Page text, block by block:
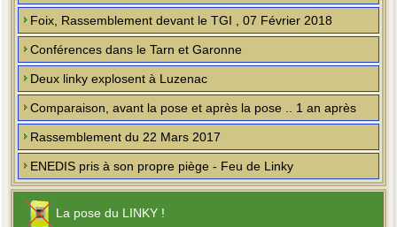
Foix, Rassemblement devant le TGI , 07 Février 2018
Conférences dans le Tarn et Garonne
Deux linky explosent à Luzenac
Comparaison, avant la pose et après la pose .. 1 an après
Rassemblement du 22 Mars 2017
ENEDIS pris à son propre piège - Feu de Linky
La pose du LINKY !